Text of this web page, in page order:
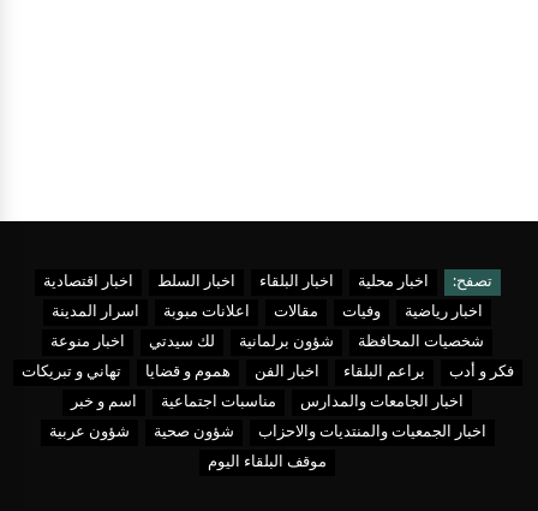
تصفح: اخبار محلية اخبار البلقاء اخبار السلط
اخبار اقتصادية
اخبار رياضية
وفيات مقالات اعلانات مبوبة
اسرار المدينة
شخصيات المحافظة
شؤون برلمانية لك سيدتي
اخبار منوعة
فكر و أدب
براعم البلقاء اخبار الفن هموم و قضايا
تهاني و تبريكات
اخبار الجامعات والمدارس
مناسبات اجتماعية
اسم و خبر
اخبار الجمعيات والمنتديات والاحزاب
شؤون صحية
شؤون عربية
موقف البلقاء اليوم